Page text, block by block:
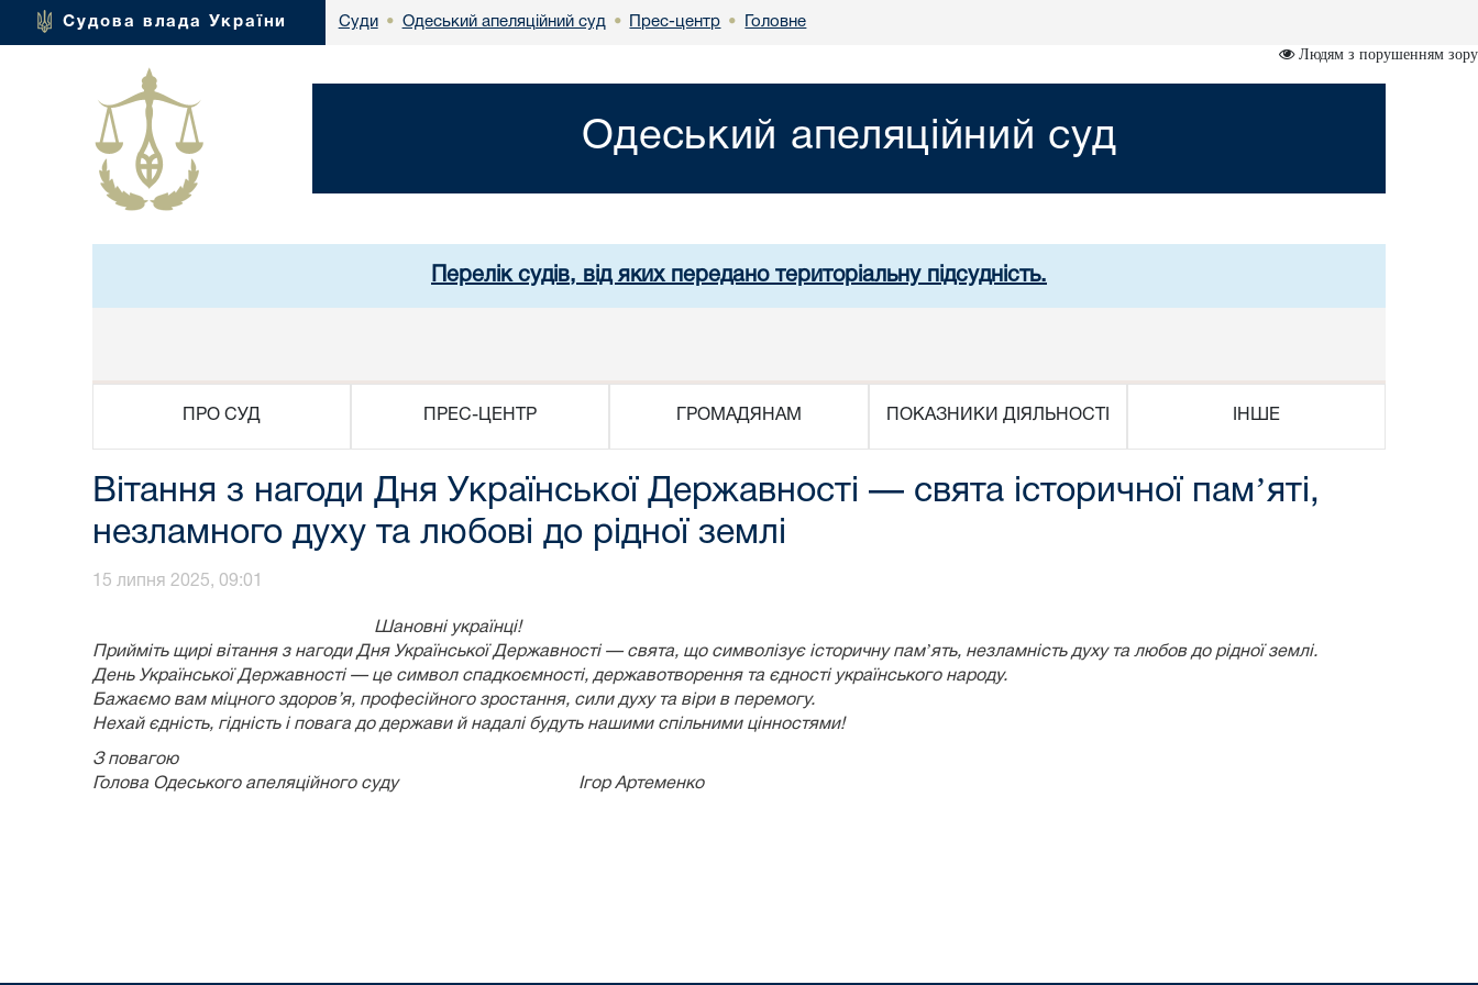
Судова влада України Суди • Одеський апеляційний суд • Прес-центр • Головне
Людям з порушенням зору
Одеський апеляційний суд
Перелік судів, від яких передано територіальну підсудність.
ПРО СУД ПРЕС-ЦЕНТР ГРОМАДЯНАМ ПОКАЗНИКИ ДІЯЛЬНОСТІ ІНШЕ
Вітання з нагоди Дня Української Державності — свята історичної памʼяті,
незламного духу та любові до рідної землі
15 липня 2025, 09:01
Шановні українці!
Прийміть щирі вітання з нагоди Дня Української Державності — свята, що символізує історичну памʼять, незламність духу та любов до рідної землі.
День Української Державності — це символ спадкоємності, державотворення та єдності українського народу.
Бажаємо вам міцного здоров’я, професійного зростання, сили духу та віри в перемогу.
Нехай єдність, гідність і повага до держави й надалі будуть нашими спільними цінностями!
З повагою
Голова Одеського апеляційного суду Ігор Артеменко